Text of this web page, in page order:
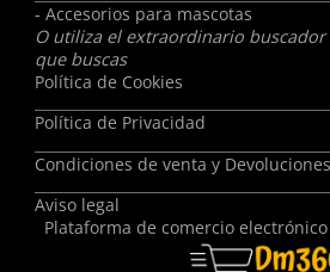
- Accesorios para mascotas
O utiliza el extraordinario
que buscas
Política de Cookies
Política de Privacidad
Condiciones de venta y Devoluciones
Aviso legal
Plataforma de comercio